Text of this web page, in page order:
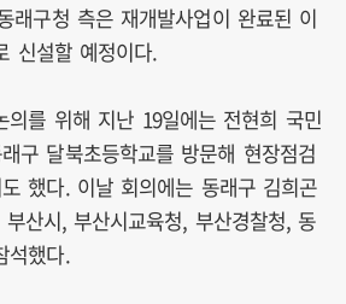
래구청 측은 재개발사업이 완료된 이
신설할 예정이다.
의를 위해 지난 19일에는 전현희 국민
구 달북초등학교를 방문해 현장점검
했다. 이날 회의에는 동래구 김희곤
산시, 부산시교육청, 부산경찰청, 동
석했다.